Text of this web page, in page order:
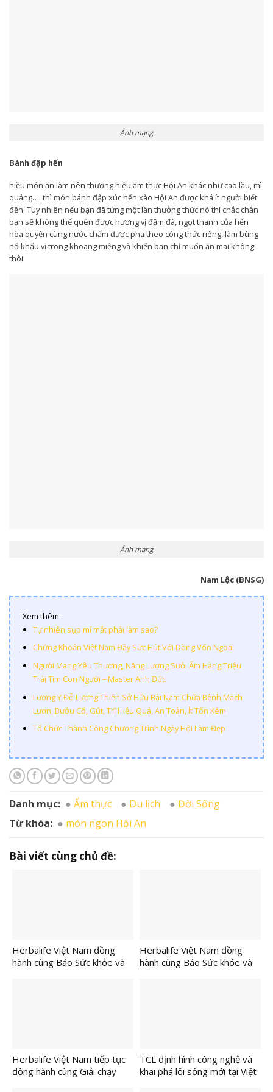
Ảnh mạng
Bánh đập hến
hiều món ăn làm nên thương hiệu ẩm thực Hội An khác như cao lầu, mì
quảng…. thì món bánh đập xúc hến xào Hội An được khá ít người biết
đến. Tuy nhiên nếu bạn đã từng một lần thưởng thức nó thì chắc chắn
bạn sẽ không thể quên được hương vị đậm đà, ngọt thanh của hến
hòa quyện cùng nước chấm được pha theo công thức riêng, làm bùng
nổ khẩu vị trong khoang miệng và khiến bạn chỉ muốn ăn mãi không
thôi.
Ảnh mạng
Nam Lộc (BNSG)
Xem thêm:
Tự nhiên sụp mí mắt phải làm sao?
Chứng Khoán Việt Nam Đầy Sức Hút Với Dòng Vốn Ngoại
Người Mang Yêu Thương, Năng Lượng Sưởi Ấm Hàng Triệu
Trái Tim Con Người – Master Anh Đức
Lương Y Đỗ Lương Thiện Sở Hữu Bài Nam Chữa Bệnh Mạch
Lươn, Bướu Cổ, Gút, Trĩ Hiệu Quả, An Toàn, Ít Tốn Kém
Tổ Chức Thành Công Chương Trình Ngày Hội Làm Đẹp
Danh mục: Ẩm thực Du lịch
Đời Sống
Từ khóa:
món ngon Hội An
Bài viết cùng chủ đề:
Herbalife Việt Nam đồng
hành cùng Báo Sức khỏe và
Herbalife Việt Nam đồng
hành cùng Báo Sức khỏe và
Herbalife Việt Nam tiếp tục
đồng hành cùng Giải chạy
TCL định hình công nghệ và
khai phá lối sống mới tại Việt